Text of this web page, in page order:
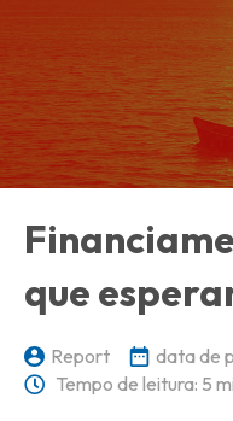
que
Report data de
Tempo de leitura: 5